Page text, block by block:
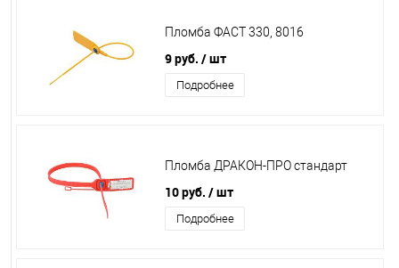
Пломба ФАСТ 330, 8016
9 руб. / шт
Подробнее
Пломба ДРАКОН-ПРО стандарт
10 руб. / шт
Подробнее